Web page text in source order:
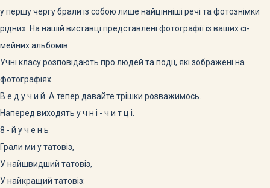
у першу чергу брали із собою лише найцінніші речі та фотознімки
рідних. На нашій виставці представлені фотографії із ваших сі-
мейних альбомів.
Учні класу розповідають про людей та події, які зображені на
фотографіях.
В е д у ч и й. А тепер давайте трішки розважимось.
Наперед виходять у ч н і - ч и т ц і.
8 - й у ч е н ь
Грали ми у татовіз,
У найшвидший татовіз,
У найкращий татовіз: